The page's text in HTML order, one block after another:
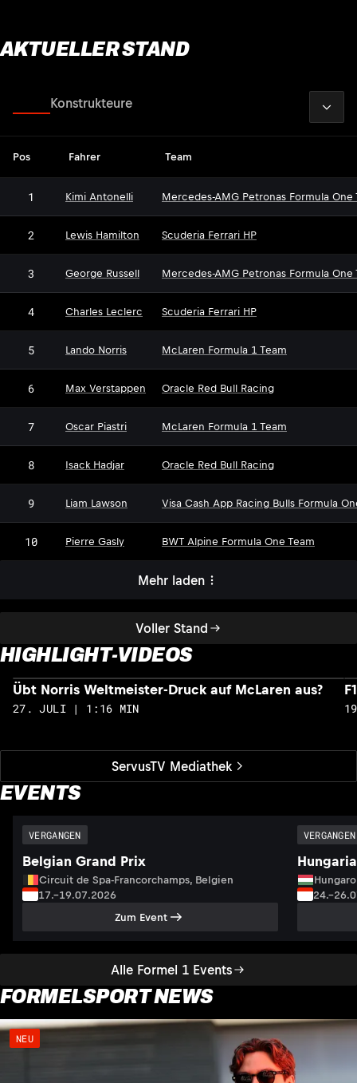
AKTUELLER STAND
Voller Stand
Konstrukteure
Pos Fahrer Team
1 Kimi Antonelli Mercedes-AMG Petronas Formula One
2 Lewis Hamilton Scuderia Ferrari HP
3 George Russell Mercedes-AMG Petronas Formula One
4 Charles Leclerc Scuderia Ferrari HP
5 Lando Norris McLaren Formula 1 Team
6 Max Verstappen Oracle Red Bull Racing
7 Oscar Piastri McLaren Formula 1 Team
8 Isack Hadjar Oracle Red Bull Racing
9 Liam Lawson Visa Cash App Racing Bulls Formula
10 Pierre Gasly BWT Alpine Formula One Team
Mehr laden
HIGHLIGHT-VIDEOS
ServusTV Mediathek
Übt Norris Weltmeister-Druck auf McLaren aus?
27. JULI | 1:16 MIN
EVENTS
Alle Formel 1 Events
VERGANGEN
Belgian Grand Prix
Circuit de Spa-Francorchamps, Belgien
17.–19.07.2026
Zum Event
VERGANGEN
FORMELSPORT NEWS
NEU